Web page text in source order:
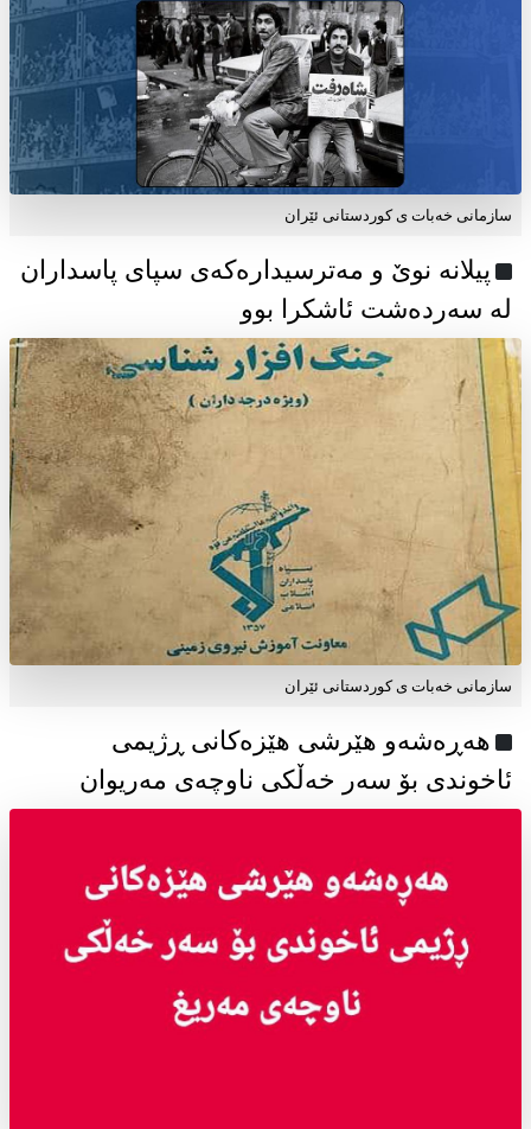
سازمانی خەبات ی كوردستانی ئێران
پیلانە نوێ و مەترسیدارەکەی سپای پاسداران
لە سەردەشت ئاشکرا بوو
سازمانی خەبات ی كوردستانی ئێران
هەڕەشەو هێرشی هێزەکانی ڕژیمی
ئاخوندی بۆ سەر خەڵکی ناوچەی مەریوان